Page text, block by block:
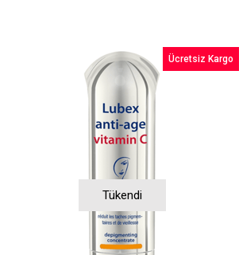
Tükendi
Ücretsiz Kargo